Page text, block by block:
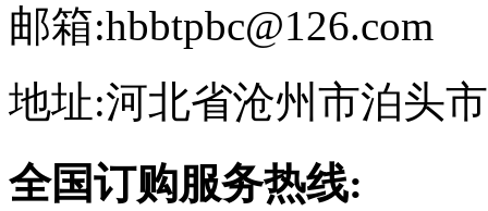
邮箱:hbbtpbc@126.com
地址:河北省沧州市泊头
全国订购服务热线: